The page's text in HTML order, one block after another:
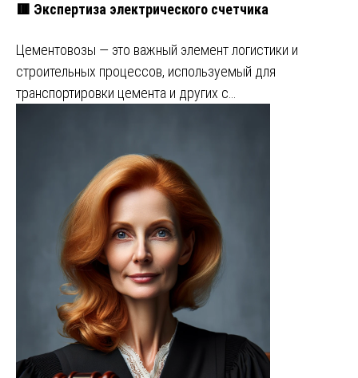
🟥 Экспертиза электрического счетчика
Цементовозы — это важный элемент логистики и
строительных процессов, используемый для
транспортировки цемента и других с…